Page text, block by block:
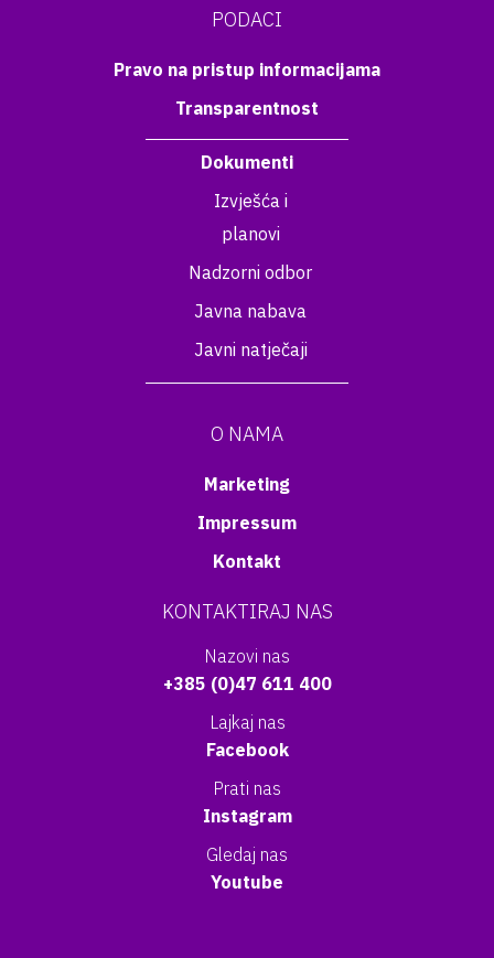
PODACI
Pravo na pristup informacijama
Transparentnost
Dokumenti
Izvješća i
planovi
Nadzorni odbor
Javna nabava
Javni natječaji
O NAMA
Marketing
Impressum
Kontakt
KONTAKTIRAJ NAS
Nazovi nas
+385 (0)47 611 400
Lajkaj nas
Facebook
Prati nas
Instagram
Gledaj nas
Youtube